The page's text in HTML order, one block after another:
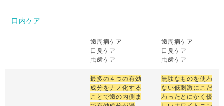
口内ケア
歯周病ケア
口臭ケア
虫歯ケア
歯周病ケア
口臭ケア
虫歯ケア
最多の４つの有効
成分をナノ化する
ことで歯の内側ま
無駄なものを使わ
ない低刺激にこだ
わったとにかく優